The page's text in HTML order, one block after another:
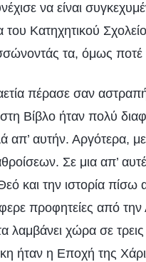
να είναι
του Κατηχητικού
τα, όμως ποτέ
πέρασε σαν
Βίβλο ήταν πολύ
απ’ αυτήν. Αργότερα,
Σε μια απ’
και την ιστορία
προφητείες από
λαμβάνει χώρα σε
ήταν η Εποχή της